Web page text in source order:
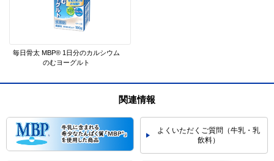
毎日骨太 MBP® 1日分のカルシウム
のむヨーグルト
関連情報
よくいただくご質問（牛乳・乳
飲料）